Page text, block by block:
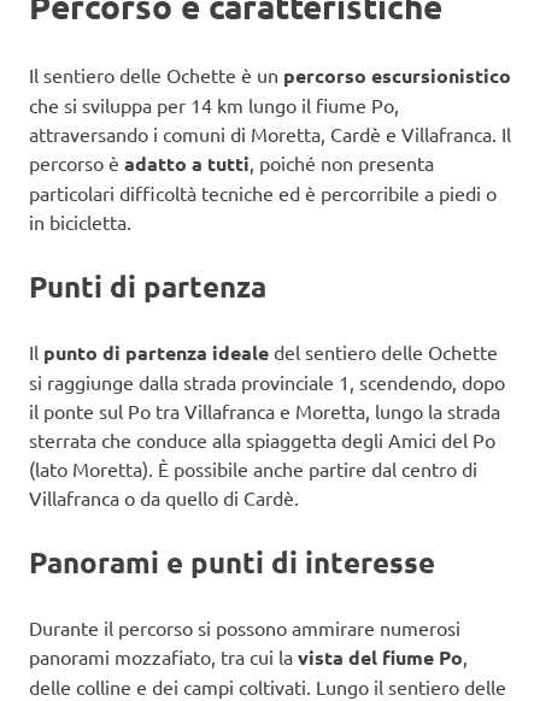
Il sentiero delle Ochette è un percorso escursionistico
che si sviluppa per 14 km lungo il fiume Po,
attraversando i comuni di Moretta, Cardè e Villafranca. Il
percorso è adatto a tutti, poiché non presenta
particolari difficoltà tecniche ed è percorribile a piedi o
in bicicletta.
Punti di partenza
Il punto di partenza ideale del sentiero delle Ochette
si raggiunge dalla strada provinciale 1, scendendo, dopo
il ponte sul Po tra Villafranca e Moretta, lungo la strada
sterrata che conduce alla spiaggetta degli Amici del Po
(lato Moretta). È possibile anche partire dal centro di
Villafranca o da quello di Cardè.
Panorami e punti di interesse
Durante il percorso si possono ammirare numerosi
panorami mozzafiato, tra cui la vista del fiume Po,
delle colline e dei campi coltivati. Lungo il sentiero delle